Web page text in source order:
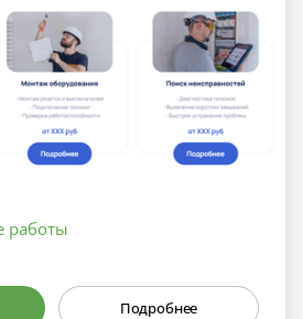
работы
Подробнее